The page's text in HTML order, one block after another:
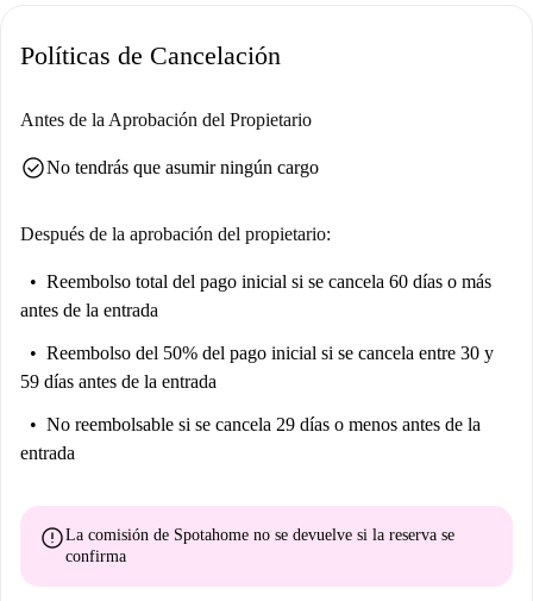
Políticas de Cancelación
Antes de la Aprobación del Propietario
check_circleNo tendrás que asumir ningún cargo
Después de la aprobación del propietario:
Reembolso total del pago inicial si se cancela 60 días o más
antes de la entrada
Reembolso del 50% del pago inicial si se cancela entre 30 y
59 días antes de la entrada
No reembolsable si se cancela 29 días o menos antes de la
entrada
errorLa comisión de Spotahome no se devuelve si la reserva se
confirma